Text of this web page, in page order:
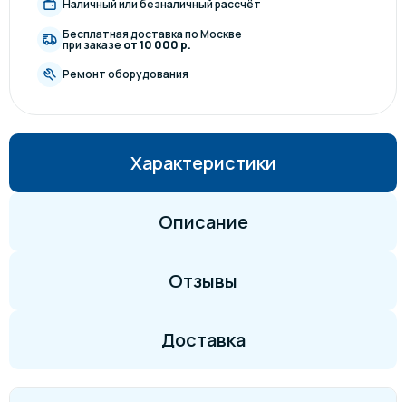
Наличный или безналичный рассчёт
Бесплатная доставка по Москве
при заказе от 10 000 р.
Ремонт оборудования
Характеристики
Описание
Отзывы
Доставка